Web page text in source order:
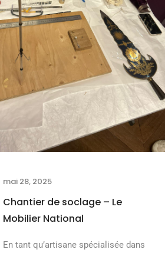
mai 28, 2025
Chantier de soclage – Le
Mobilier National
En tant qu’artisane spécialisée dans